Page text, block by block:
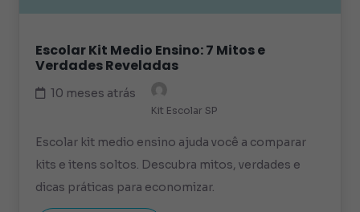
Escolar Kit Medio Ensino: 7 Mitos e
Verdades Reveladas
10 meses atrás
Kit Escolar SP
Escolar kit medio ensino ajuda você a comparar
kits e itens soltos. Descubra mitos, verdades e
dicas práticas para economizar.